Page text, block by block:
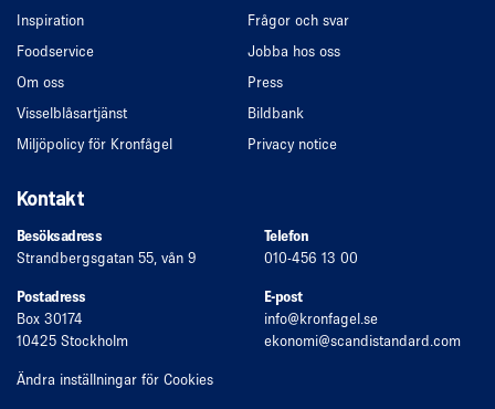
Inspiration
Foodservice
Om oss
Visselblåsartjänst
Miljöpolicy för Kronfågel
Frågor och svar
Jobba hos oss
Press
Bildbank
Privacy notice
Kontakt
Besöksadress
Strandbergsgatan 55, vån 9
Telefon
010-456 13 00
Postadress
Box 30174
10425 Stockholm
Ändra inställningar för Cookies
E-post
info@kronfagel.se
ekonomi@scandistandard.com